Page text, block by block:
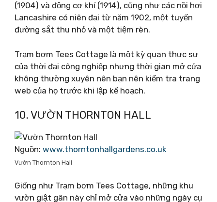
(1904) và động cơ khí (1914), cũng như các nồi hơi
Lancashire có niên đại từ năm 1902, một tuyến
đường sắt thu nhỏ và một tiệm rèn.
Trạm bơm Tees Cottage là một kỳ quan thực sự
của thời đại công nghiệp nhưng thời gian mở cửa
không thường xuyên nên bạn nên kiểm tra trang
web của họ trước khi lập kế hoạch.
10. VƯỜN THORNTON HALL
Nguồn: www.thorntonhallgardens.co.uk
Vườn Thornton Hall
Giống như Trạm bơm Tees Cottage, những khu
vườn giật gân này chỉ mở cửa vào những ngày cụ